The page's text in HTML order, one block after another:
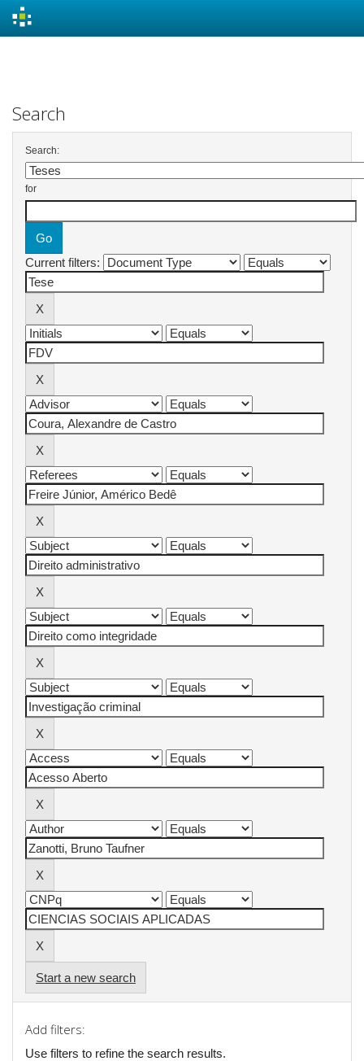
Search
Search:
for
Current filters:
Start a new search
Add filters:
Use filters to refine the search results.